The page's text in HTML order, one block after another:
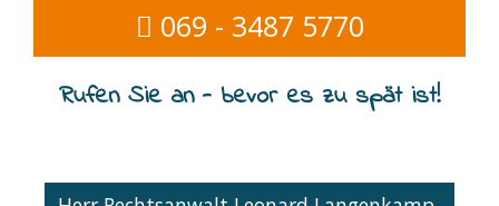
069 - 3487 5770
Rufen Sie an - bevor es zu spät ist!